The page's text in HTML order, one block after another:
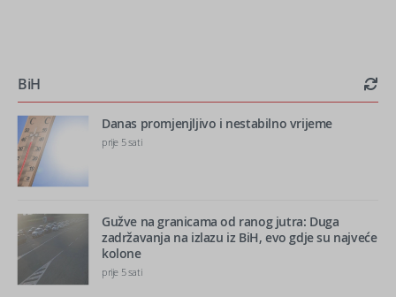
BiH
Danas promjenjljivo i nestabilno vrijeme
prije 5 sati
Gužve na granicama od ranog jutra: Duga
zadržavanja na izlazu iz BiH, evo gdje su najveće
kolone
prije 5 sati